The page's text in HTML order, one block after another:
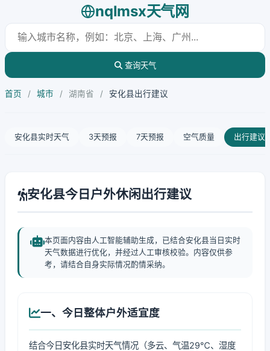
nqlmsx天气网
查询天气
首页 / 城市 / 湖南省 / 安化县出行建议
安化县实时天气 3天预报 7天预报 空气质量 出行建议
安化县今日户外休闲出行建议
本页面内容由人工智能辅助生成，已结合安化县当日实时
天气数据进行优化，并经过人工审核校验。内容仅供参
考，请结合自身实际情况酌情采纳。
一、今日整体户外适宜度
结合今日安化县实时天气情况（多云、气温29℃、湿度